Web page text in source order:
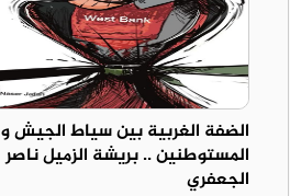
الضفة الغربية بين سياط الجيش و
المستوطنين .. بريشة الزميل ناصر
الجعفري